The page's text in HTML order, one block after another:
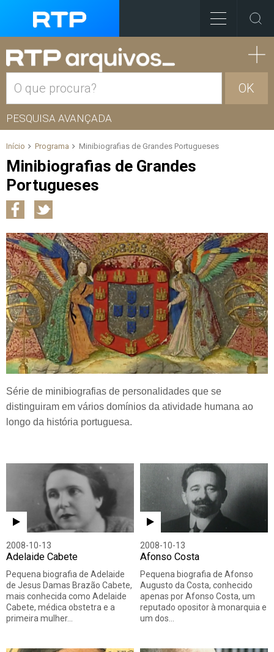
OK
PESQUISA AVANÇADA
Início Programa Minibiografias de Grandes Portugueses
Minibiografias de Grandes
Portugueses
Série de minibiografias de personalidades que se
distinguiram em vários domínios da atividade humana ao
longo da história portuguesa.
2008-10-13
Adelaide Cabete
Pequena biografia de Adelaide
de Jesus Damas Brazão Cabete,
mais conhecida como Adelaide
Cabete, médica obstetra e a
primeira mulher…
2008-10-13
Afonso Costa
Pequena biografia de Afonso
Augusto da Costa, conhecido
apenas por Afonso Costa, um
reputado opositor à monarquia e
um dos…